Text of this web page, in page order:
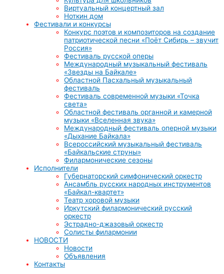
Виртуальный концертный зал
Ноткин дом
Фестивали и конкурсы
Конкурс поэтов и композиторов на создание
патриотической песни «Поёт Сибирь – звучит
Россия»
Фестиваль русской оперы
Международный музыкальный фестиваль
«Звезды на Байкале»
Областной Пасхальный музыкальный
фестиваль
Фестиваль современной музыки «Точка
света»
Областной фестиваль органной и камерной
музыки «Вселенная звука»
Международный фестиваль оперной музыки
«Дыхание Байкала»
Всероссийский музыкальный фестиваль
«Байкальские струны»
Филармонические сезоны
Исполнители
Губернаторский симфонический оркестр
Ансамбль русских народных инструментов
«Байкал-квартет»
Театр хоровой музыки
Иркутский филармонический русский
оркестр
Эстрадно-джазовый оркестр
Солисты филармонии
НОВОСТИ
Новости
Объявления
Контакты